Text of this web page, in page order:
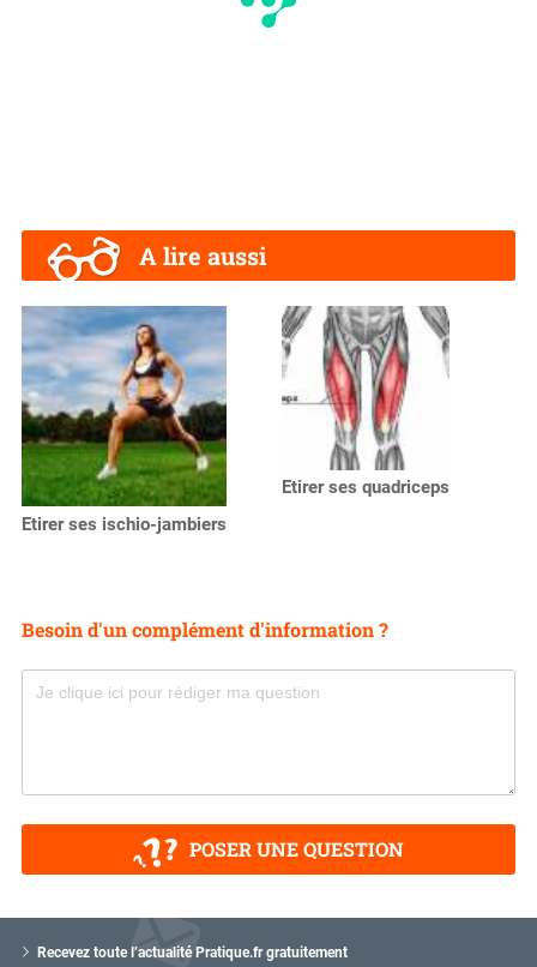
A lire aussi
Etirer ses ischio-jambiers
Etirer ses quadriceps
Besoin d'un complément d'information ?
POSER UNE QUESTION
Recevez toute l’actualité Pratique.fr gratuitement
o